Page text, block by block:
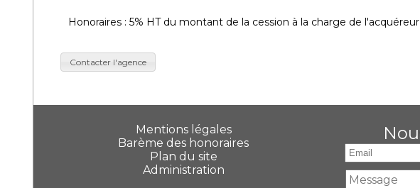
Honoraires : 5% HT du montant de la cession à la charge de l'acquéreur
Contacter l'agence
Mentions légales
Barème des honoraires
Plan du site
Administration